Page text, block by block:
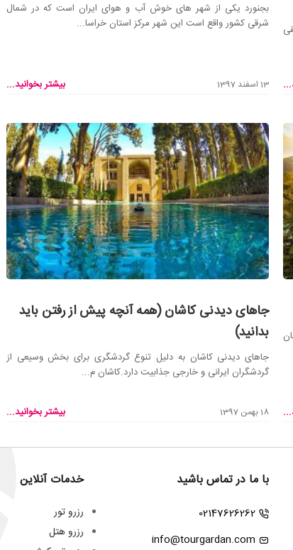
بجنورد یکی از شهر های خوش آب و هوای ایران است که در شمال
شرقی کشور واقع است این شهر مرکز استان خراسا...
13 اسفند 1397 بیشتر بخوانید...
جاهای دیدنی کاشان (همه آنچه پیش از رفتن باید
بدانید)
جاهای دیدنی کاشان به دلیل تنوع گردشگری برای بخش وسیعی از
گردشگران ایرانی و خارجی جذابیت دارد.کاشان م...
18 بهمن 1397 بیشتر بخوانید...
با ما در تماس باشید
02147626262
info@tourgardan.com
خدمات آنلاین
رزرو تور
رزرو هتل